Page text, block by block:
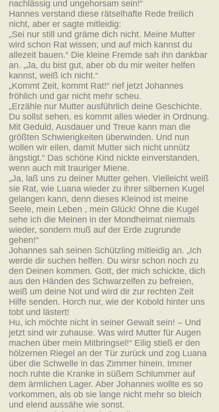
nachlässig und ungehorsam sein!“
Hannes verstand diese rätselhafte Rede freilich
nicht, aber er sagte mitleidig:
„Sei nur still und gräme dich nicht. Meine Mutter
wird schon Rat wissen; und auf mich kannst du
allezeit bauen.“ Die kleine Fremde sah ihn dankbar
an. „Ja, du bist gut, aber ob du mir weiter helfen
kannst, weiß ich nicht.“
„Kommt Zeit, kommt Rat!“ rief jetzt Johannes
fröhlich und gar nicht mehr scheu.
„Erzähle nur Mutter ausführlich deine Geschichte.
Du sollst sehen, es kommt alles wieder in Ordnung.
Mit Geduld, Ausdauer und Treue kann man die
größten Schwierigkeiten überwinden. Und nun
wollen wir eilen, damit Mutter sich nicht unnütz
ängstigt.“ Das schöne Kind nickte einverstanden,
wenn auch mit trauriger Miene.
„Ja, laß uns zu deiner Mutter gehen. Vielleicht weiß
sie Rat, wie Luana wieder zu ihrer silbernen Kugel
gelangen kann, denn dieses Kleinod ist meine
Seele, mein Leben , mein Glück! Ohne die Kugel
sehe ich die Meinen in der Mondheimat niemals
wieder, sondern muß auf der Erde zugrunde
gehen!“
Johannes sah seinen Schützling mitleidig an. „Ich
werde dir suchen helfen. Du wirsr schon noch zu
den Deinen kommen. Gott, der mich schickte, dich
aus den Händen des Schwarzelfen zu befreien,
weiß um deine Not und wird dir zur rechten Zeit
Hilfe senden. Horch nur, wie der Kobold hinter uns
tobt und lästert!
Hu, ich möchte nicht in seiner Gewalt sein! – Und
jetzt sind wir zuhause. Was wird Mutter für Augen
machen über mein Mitbringsel!“ Eilig stieß er den
hölzernen Riegel an der Tür zurück und zog Luana
über die Schwelle in das Zimmer hinein. Immer
noch ruhte die Kranke in süßem Schlummer auf
dem ärmlichen Lager. Aber Johannes wollte es so
vorkommen, als ob sie lange nicht mehr so bleich
und elend aussähe wie sonst.